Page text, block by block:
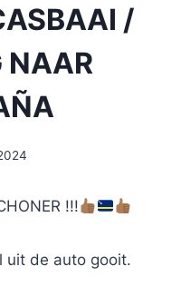
/
NAAR
!!!
uit de auto gooit.